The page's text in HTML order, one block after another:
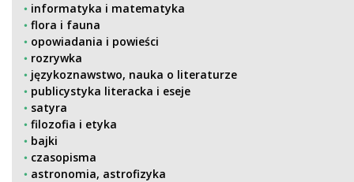
informatyka i matematyka
flora i fauna
opowiadania i powieści
rozrywka
językoznawstwo, nauka o literaturze
publicystyka literacka i eseje
satyra
filozofia i etyka
bajki
czasopisma
astronomia, astrofizyka